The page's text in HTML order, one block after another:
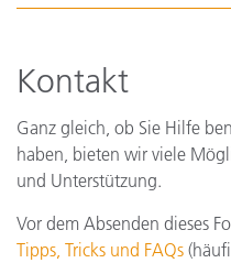
Kontakt
Ganz gleich, ob Sie Hilfe
haben, bieten wir viele
und Unterstützung.
Vor dem Absenden dieses
Tipps, Tricks und FAQs